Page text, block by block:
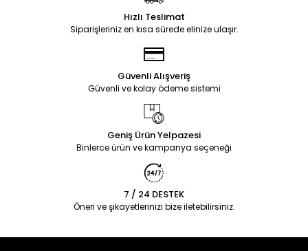
Hızlı Teslimat
Siparişleriniz en kısa sürede elinize ulaşır.
Güvenli Alışveriş
Güvenli ve kolay ödeme sistemi
Geniş Ürün Yelpazesi
Binlerce ürün ve kampanya seçeneği
7 / 24 DESTEK
Öneri ve şikayetlerinizi bize iletebilirsiniz.